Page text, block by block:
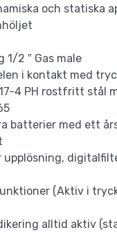
och statiska
1/2 ″ Gas male
i kontakt med
4 PH rostfritt stål
batterier med ett
upplösning,
(Aktiv i
alltid aktiv